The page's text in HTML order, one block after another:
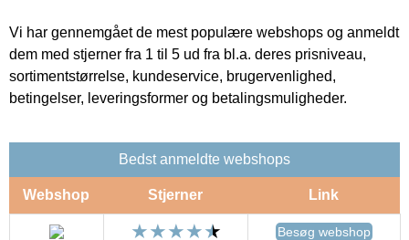
Vi har gennemgået de mest populære webshops og anmeldt
dem med stjerner fra 1 til 5 ud fra bl.a. deres prisniveau,
sortimentstørrelse, kundeservice, brugervenlighed,
betingelser, leveringsformer og betalingsmuligheder.
Bedst anmeldte webshops
Webshop Stjerner Link
Besøg webshop